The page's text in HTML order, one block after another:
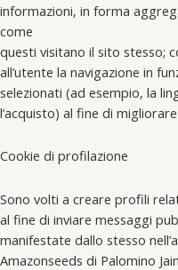
informazioni, in forma
come
questi visitano il sito stesso;
all’utente la navigazione in
selezionati (ad esempio, la
l’acquisto) al fine di
Cookie di profilazione
Sono volti a creare profili
al fine di inviare messaggi
manifestate dallo stesso
Amazonseeds di Palomino